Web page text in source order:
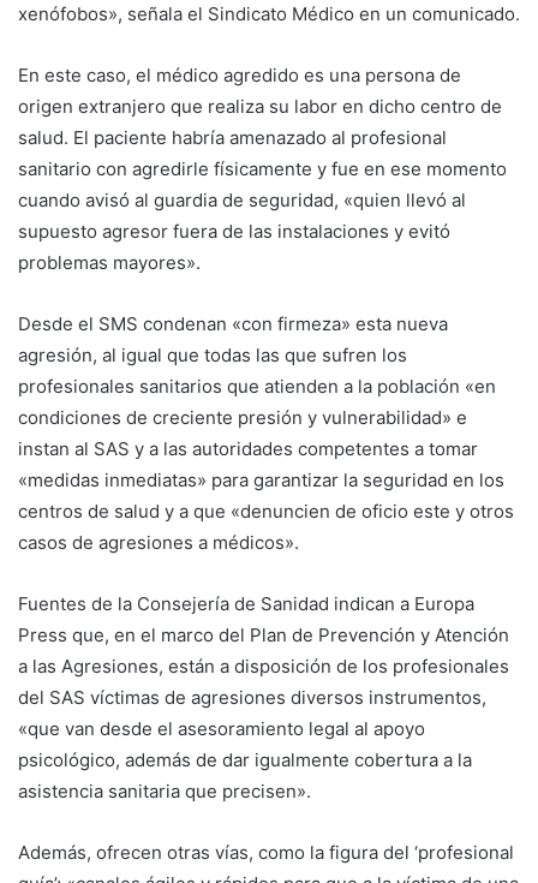
xenófobos», señala el Sindicato Médico en un comunicado.
En este caso, el médico agredido es una persona de
origen extranjero que realiza su labor en dicho centro de
salud. El paciente habría amenazado al profesional
sanitario con agredirle físicamente y fue en ese momento
cuando avisó al guardia de seguridad, «quien llevó al
supuesto agresor fuera de las instalaciones y evitó
problemas mayores».
Desde el SMS condenan «con firmeza» esta nueva
agresión, al igual que todas las que sufren los
profesionales sanitarios que atienden a la población «en
condiciones de creciente presión y vulnerabilidad» e
instan al SAS y a las autoridades competentes a tomar
«medidas inmediatas» para garantizar la seguridad en los
centros de salud y a que «denuncien de oficio este y otros
casos de agresiones a médicos».
Fuentes de la Consejería de Sanidad indican a Europa
Press que, en el marco del Plan de Prevención y Atención
a las Agresiones, están a disposición de los profesionales
del SAS víctimas de agresiones diversos instrumentos,
«que van desde el asesoramiento legal al apoyo
psicológico, además de dar igualmente cobertura a la
asistencia sanitaria que precisen».
Además, ofrecen otras vías, como la figura del ‘profesional